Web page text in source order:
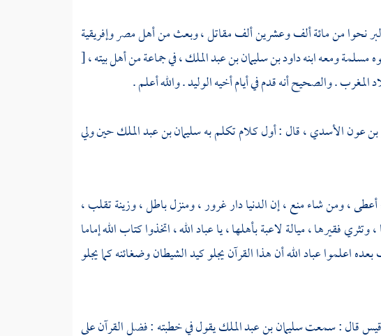
نحوا من مائة ألف وعشرين ألف مقاتل ، وبعث من أهلمصروإفريقية
مسلمةومعه ابنهداود بن سليمان بن عبد الملك ،في جماعة من أهل بيته ،[
المغرب. والصحيح أنه قدم في أيام أخيهالوليد. والله أعلم .
بن عون الأسدي ،قال : أول كلام تكلم بهسليمان بن عبد الملكحين ولي
، ومن شاء منع ، إن الدنيا دار غرور ، ومنزل باطل ، وزينة تقلب ،
فقيرها ، ميالة لاعبة بأهلها ، يا عباد الله ، اتخذوا كتاب الله إماما
اعلموا عباد الله أن هذا القرآن يجلو كيد الشيطان وضغائنه كما يجلو
قال : سمعتسليمان بن عبد الملكيقول في خطبته : فضل القرآن على